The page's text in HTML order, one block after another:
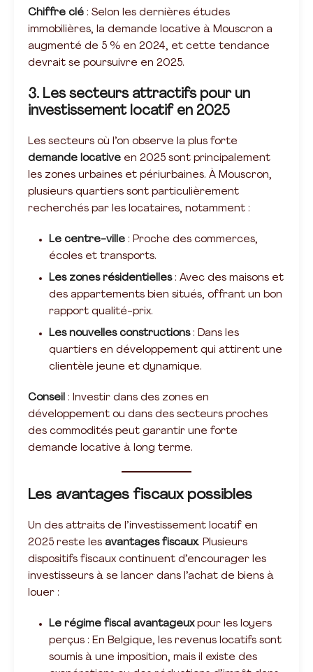
Chiffre clé : Selon les dernières études
immobilières, la demande locative à Mouscron a
augmenté de 5 % en 2024, et cette tendance
devrait se poursuivre en 2025.
3. Les secteurs attractifs pour un
investissement locatif en 2025
Les secteurs où l’on observe la plus forte
demande locative en 2025 sont principalement
les zones urbaines et périurbaines. À Mouscron,
plusieurs quartiers sont particulièrement
recherchés par les locataires, notamment :
Le centre-ville : Proche des commerces,
écoles et transports.
Les zones résidentielles: Avec des maisons et
des appartements bien situés, offrant un bon
rapport qualité-prix.
Les nouvelles constructions: Dans les
quartiers en développement qui attirent une
clientèle jeune et dynamique.
Conseil : Investir dans des zones en
développement ou dans des secteurs proches
des commodités peut garantir une forte
demande locative à long terme.
Les avantages fiscaux possibles
Un des attraits de l’investissement locatif en
2025 reste les avantages fiscaux. Plusieurs
dispositifs fiscaux continuent d’encourager les
investisseurs à se lancer dans l’achat de biens à
louer :
Le régime fiscal avantageuxpour les loyers
perçus : En Belgique, les revenus locatifs sont
soumis à une imposition, mais il existe des